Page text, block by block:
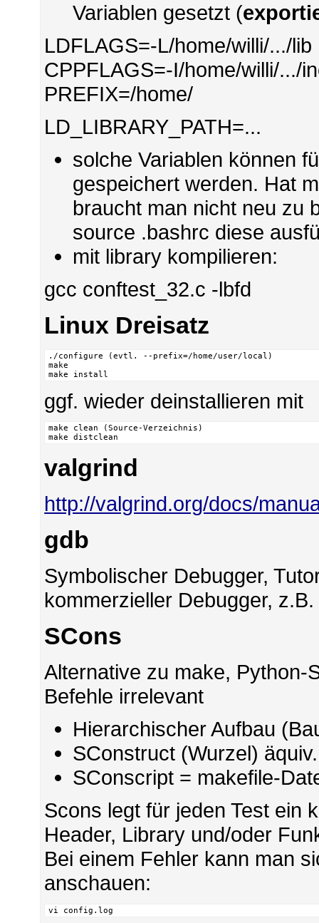
Variablen gesetzt (
LDFLAGS=-L/home/willi/.../lib
CPPFLAGS=-I/home/willi/.../
PREFIX=/home/
LD_LIBRARY_PATH=...
solche Variablen können
gespeichert werden. Hat
braucht man nicht neu zu
source .bashrc diese
mit library kompilieren:
gcc conftest_32.c -lbfd
Linux Dreisatz
./configure (evtl. --prefix=/home/user/local)
make
make install
ggf. wieder deinstallieren mit
make clean (Source-Verzeichnis)
make distclean
valgrind
http://valgrind.org/docs/
gdb
Symbolischer Debugger,
kommerzieller Debugger, z.B.
SCons
Alternative zu make, Python-
Befehle irrelevant
Hierarchischer Aufbau
SConstruct (Wurzel)
SConscript = makefile-
Scons legt für jeden Test ein
Header, Library und/oder
Bei einem Fehler kann man
anschauen:
vi config.log